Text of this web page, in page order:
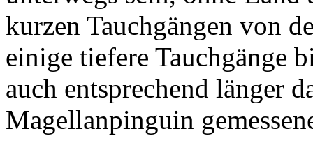
kurzen Tauchgängen von
einige tiefere Tauchgänge
auch entsprechend länger
Magellanpinguin